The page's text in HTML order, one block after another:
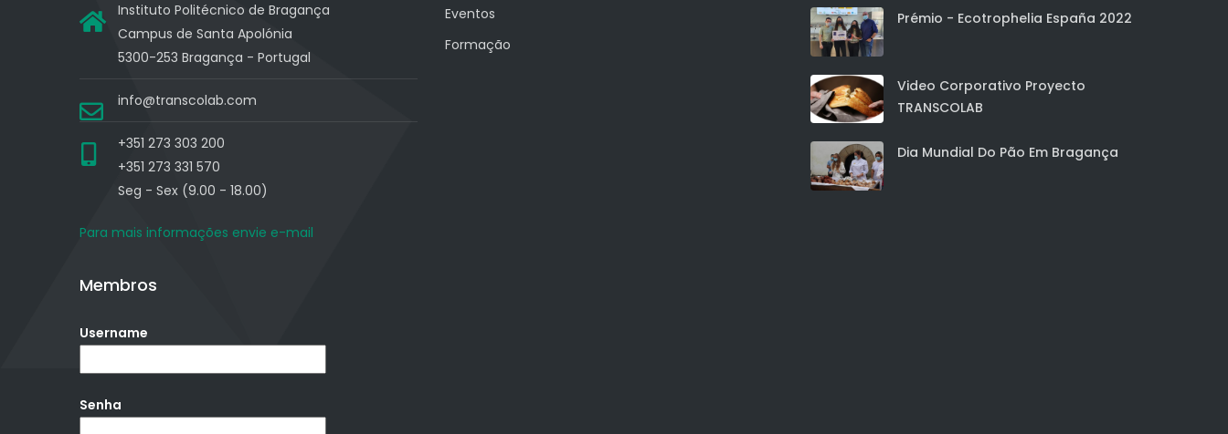
Instituto Politécnico de Bragança
Campus de Santa Apolónia
5300-253 Bragança - Portugal
info@transcolab.com
+351 273 303 200
+351 273 331 570
Seg - Sex (9.00 - 18.00)
Para mais informações envie e-mail
Eventos
Formação
Prémio - Ecotrophelia España 2022
Video Corporativo Proyecto
TRANSCOLAB
Dia Mundial Do Pão Em Bragança
Membros
Username
Senha